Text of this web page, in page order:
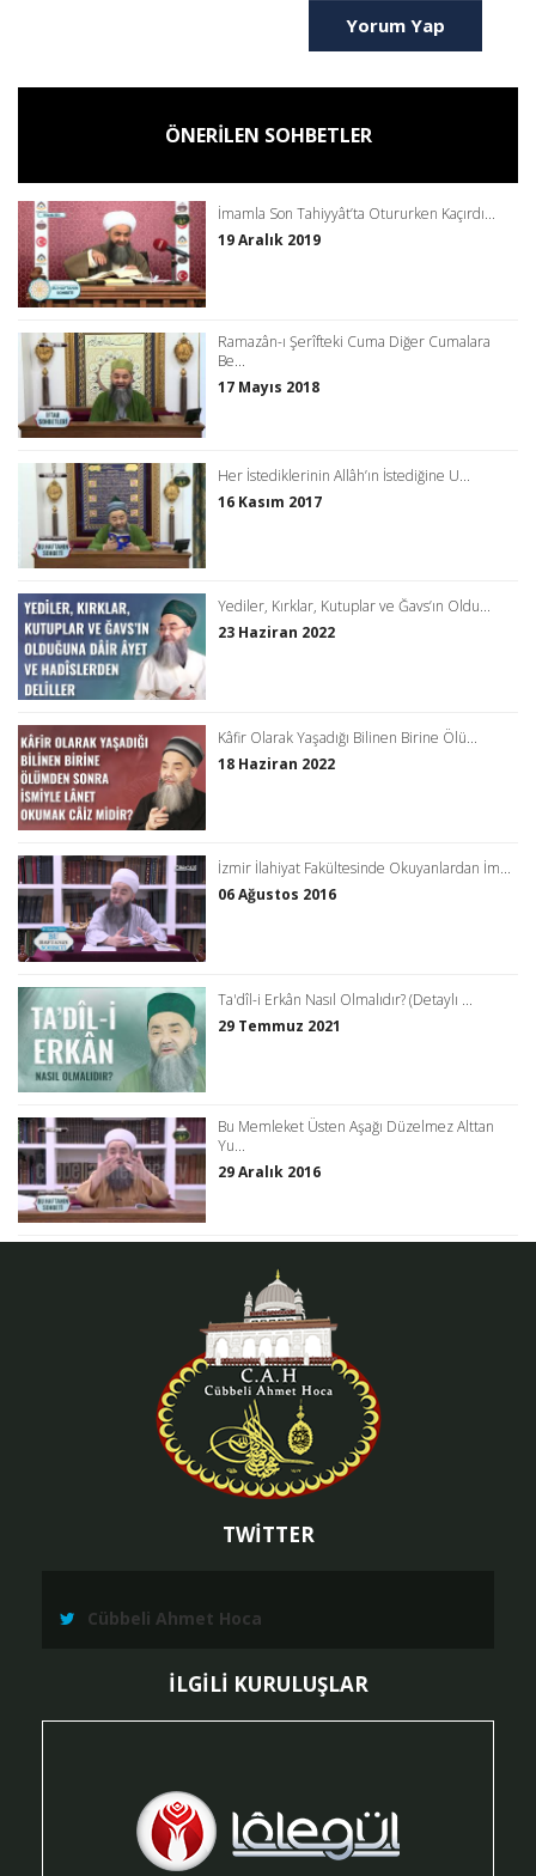
Yorum Yap
ÖNERİLEN SOHBETLER
İmamla Son Tahiyyât’ta Otururken Kaçırdı...
19 Aralık 2019
Ramazân-ı Şerîfteki Cuma Diğer Cumalara
Be...
17 Mayıs 2018
Her İstediklerinin Allâh’ın İstediğine U...
16 Kasım 2017
Yediler, Kırklar, Kutuplar ve Ğavs’ın Oldu...
23 Haziran 2022
Kâfir Olarak Yaşadığı Bilinen Birine Ölü...
18 Haziran 2022
İzmir İlahiyat Fakültesinde Okuyanlardan İm...
06 Ağustos 2016
Ta'dîl-i Erkân Nasıl Olmalıdır? (Detaylı ...
29 Temmuz 2021
Bu Memleket Üsten Aşağı Düzelmez Alttan
Yu...
29 Aralık 2016
TWİTTER
Cübbeli Ahmet Hoca
İLGİLİ KURULUŞLAR